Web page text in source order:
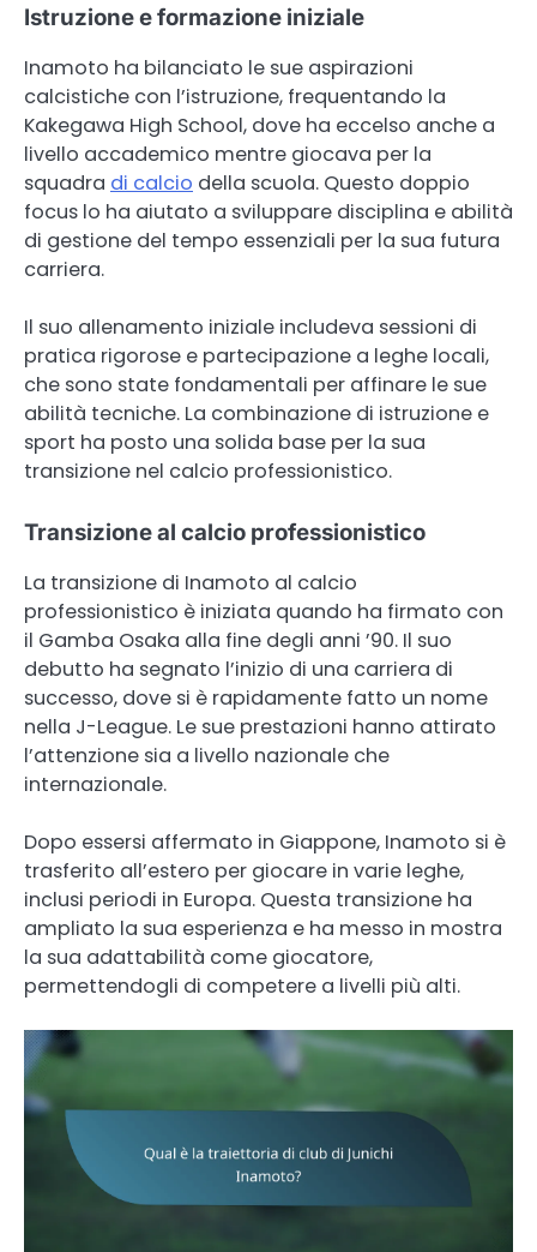
Istruzione e formazione iniziale
Inamoto ha bilanciato le sue aspirazioni
calcistiche con l’istruzione, frequentando la
Kakegawa High School, dove ha eccelso anche a
livello accademico mentre giocava per la
squadra di calcio della scuola. Questo doppio
focus lo ha aiutato a sviluppare disciplina e abilità
di gestione del tempo essenziali per la sua futura
carriera.
Il suo allenamento iniziale includeva sessioni di
pratica rigorose e partecipazione a leghe locali,
che sono state fondamentali per affinare le sue
abilità tecniche. La combinazione di istruzione e
sport ha posto una solida base per la sua
transizione nel calcio professionistico.
Transizione al calcio professionistico
La transizione di Inamoto al calcio
professionistico è iniziata quando ha firmato con
il Gamba Osaka alla fine degli anni ’90. Il suo
debutto ha segnato l’inizio di una carriera di
successo, dove si è rapidamente fatto un nome
nella J-League. Le sue prestazioni hanno attirato
l’attenzione sia a livello nazionale che
internazionale.
Dopo essersi affermato in Giappone, Inamoto si è
trasferito all’estero per giocare in varie leghe,
inclusi periodi in Europa. Questa transizione ha
ampliato la sua esperienza e ha messo in mostra
la sua adattabilità come giocatore,
permettendogli di competere a livelli più alti.